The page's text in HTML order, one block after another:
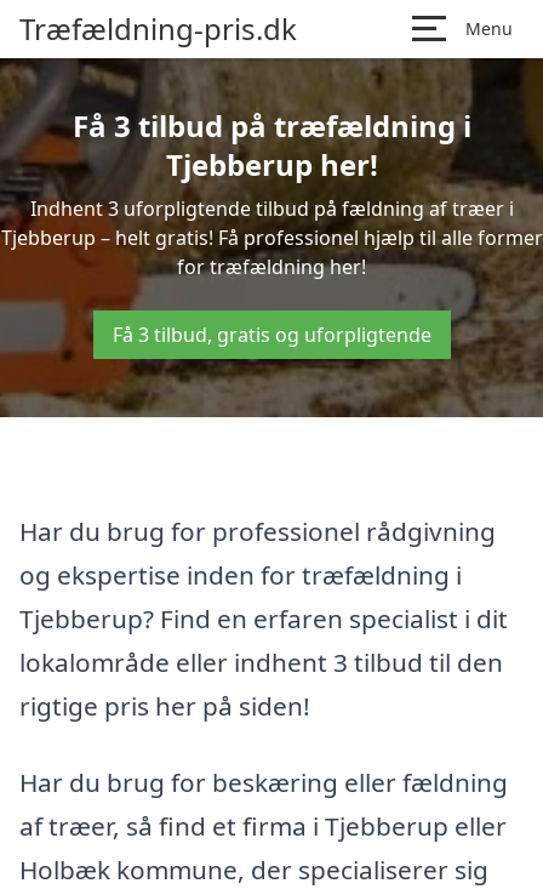
Træfældning-pris.dk Menu
Få 3 tilbud på træfældning i
Tjebberup her!
Indhent 3 uforpligtende tilbud på fældning af træer i
Tjebberup – helt gratis! Få professionel hjælp til alle former
for træfældning her!
Få 3 tilbud, gratis og uforpligtende
Har du brug for professionel rådgivning
og ekspertise inden for træfældning i
Tjebberup? Find en erfaren specialist i dit
lokalområde eller indhent 3 tilbud til den
rigtige pris her på siden!
Har du brug for beskæring eller fældning
af træer, så find et firma i Tjebberup eller
Holbæk kommune, der specialiserer sig